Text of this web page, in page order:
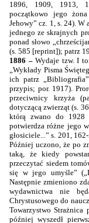
1896, 1909, 1913,
początkowo jego
Jehowy” cz. 1, s. 24).
jednego ze skrajnych
ponad słowo
(s. 585 [reprint]); patrz
1886 –Wydaje tzw. I
„Wykłady Pisma
ich patrz
przypis; por. 1917).
przeciwnicy krzyża
dotyczącą zwierząt (s.
którą zwano do 1928
potwierdza różne jego
głosiciele...” s. 201,
Później uczono, że po
taką, że kiedy
przeczytać siedem
się w jego umyśle”
Następnie zmieniono
wydawnictwa nie
Chrystusowego do
Towarzystwo Strażnica
później wyszedł